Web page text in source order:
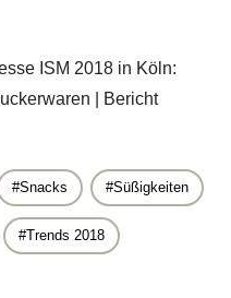
Snacks Süßigkeiten
Trends 2018